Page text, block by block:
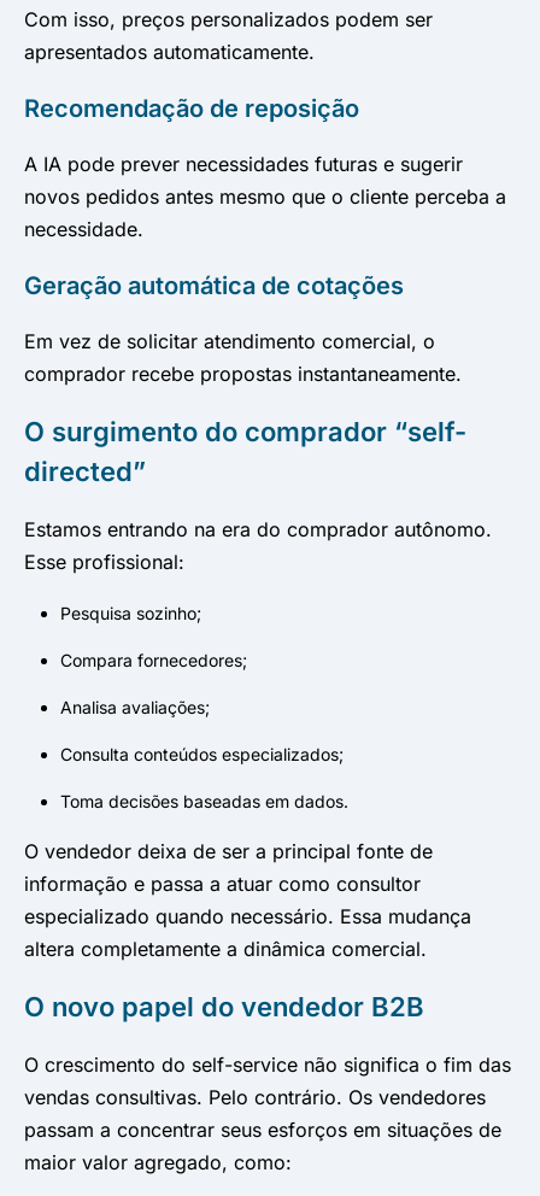
Com isso, preços personalizados podem ser
apresentados automaticamente.
Recomendação de reposição
A IA pode prever necessidades futuras e sugerir
novos pedidos antes mesmo que o cliente perceba a
necessidade.
Geração automática de cotações
Em vez de solicitar atendimento comercial, o
comprador recebe propostas instantaneamente.
O surgimento do comprador “self-
directed”
Estamos entrando na era do comprador autônomo.
Esse profissional:
Pesquisa sozinho;
Compara fornecedores;
Analisa avaliações;
Consulta conteúdos especializados;
Toma decisões baseadas em dados.
O vendedor deixa de ser a principal fonte de
informação e passa a atuar como consultor
especializado quando necessário. Essa mudança
altera completamente a dinâmica comercial.
O novo papel do vendedor B2B
O crescimento do self-service não significa o fim das
vendas consultivas. Pelo contrário. Os vendedores
passam a concentrar seus esforços em situações de
maior valor agregado, como: